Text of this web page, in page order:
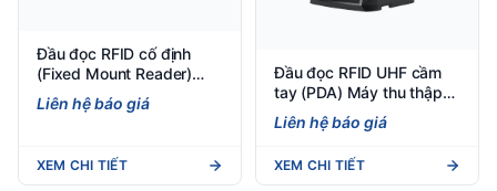
Đầu đọc RFID cố định
(Fixed Mount Reader)
Đầu đọc RFID cố định
iData R400 - Fixed Mount
Liên hệ báo giá
XEM CHI TIẾT
Đầu đọc RFID UHF cầm
tay (PDA) Máy thu thập
dữ liệu RFID UHF cầm tay
iData 50 UHF
Liên hệ báo giá
XEM CHI TIẾT